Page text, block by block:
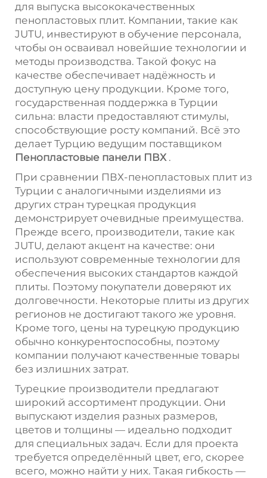
для выпуска высококачественных
пенопластовых плит. Компании, такие как
JUTU, инвестируют в обучение персонала,
чтобы он осваивал новейшие технологии и
методы производства. Такой фокус на
качестве обеспечивает надёжность и
доступную цену продукции. Кроме того,
государственная поддержка в Турции
сильна: власти предоставляют стимулы,
способствующие росту компаний. Всё это
делает Турцию ведущим поставщиком
Пенопластовые панели ПВХ .
При сравнении ПВХ-пенопластовых плит из
Турции с аналогичными изделиями из
других стран турецкая продукция
демонстрирует очевидные преимущества.
Прежде всего, производители, такие как
JUTU, делают акцент на качестве: они
используют современные технологии для
обеспечения высоких стандартов каждой
плиты. Поэтому покупатели доверяют их
долговечности. Некоторые плиты из других
регионов не достигают такого же уровня.
Кроме того, цены на турецкую продукцию
обычно конкурентоспособны, поэтому
компании получают качественные товары
без излишних затрат.
Турецкие производители предлагают
широкий ассортимент продукции. Они
выпускают изделия разных размеров,
цветов и толщины — идеально подходит
для специальных задач. Если для проекта
требуется определённый цвет, его, скорее
всего, можно найти у них. Такая гибкость —